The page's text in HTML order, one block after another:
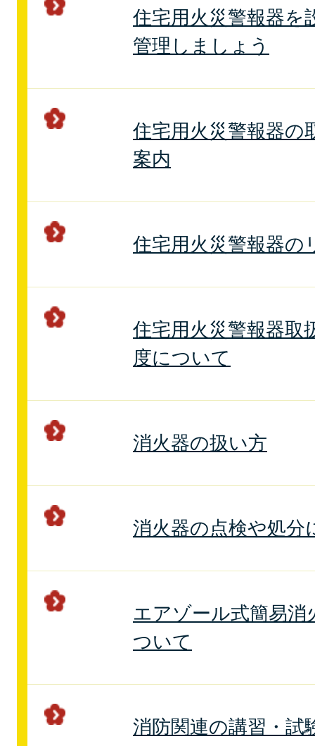
住宅用火災警報器を
管理しましょう
住宅用火災警報器の
案内
住宅用火災警報器の
住宅用火災警報器取
度について
消火器の扱い方
消火器の点検や処分
エアゾール式簡易消
ついて
消防関連の講習・試